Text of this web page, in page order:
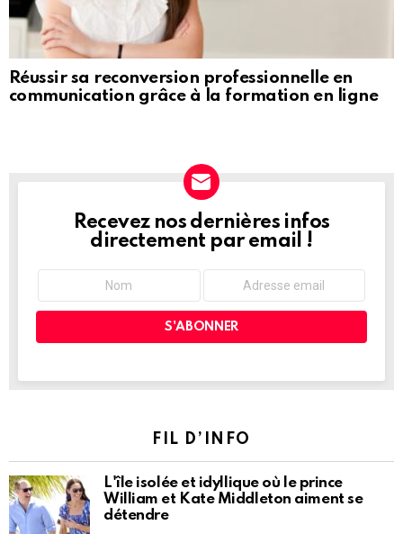
Réussir sa reconversion professionnelle en
communication grâce à la formation en ligne
NEWSLETTER
Recevez nos dernières infos
directement par email !
FIL D’INFO
L'île isolée et idyllique où le prince
William et Kate Middleton aiment se
détendre